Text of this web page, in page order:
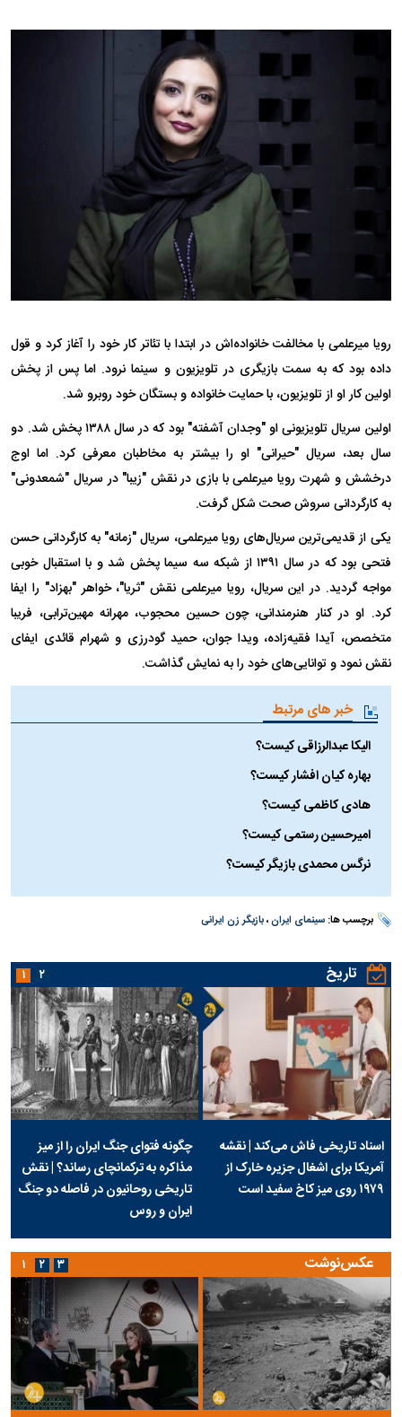
رویا میرعلمی با مخالفت خانواده‌اش در ابتدا با تئاتر کار خود را آغاز کرد و قول
داده بود که به سمت بازیگری در تلویزیون و سینما نرود. اما پس از پخش
اولین کار او از تلویزیون، با حمایت خانواده و بستگان خود روبرو شد.
اولین سریال تلویزیونی او "وجدان آشفته" بود که در سال ۱۳۸۸ پخش شد. دو
سال بعد، سریال "حیرانی" او را بیشتر به مخاطبان معرفی کرد. اما اوج
درخشش و شهرت رویا میرعلمی با بازی در نقش "زیبا" در سریال "شمعدونی"
به کارگردانی سروش صحت شکل گرفت.
یکی از قدیمی‌ترین سریال‌های رویا میرعلمی، سریال "زمانه" به کارگردانی حسن
فتحی بود که در سال ۱۳۹۱ از شبکه سه سیما پخش شد و با استقبال خوبی
مواجه گردید. در این سریال، رویا میرعلمی نقش "ثریا"، خواهر "بهزاد" را ایفا
کرد. او در کنار هنرمندانی، چون حسین محجوب، مهرانه مهین‌ترابی، فریبا
متخصص، آیدا فقیه‌زاده، ویدا جوان، حمید گودرزی و شهرام قائدی ایفای
نقش نمود و توانایی‌های خود را به نمایش گذاشت.
خبر های مرتبط
الیکا عبدالرزاقی کیست؟
بهاره کیان افشار کیست؟
هادی کاظمی کیست؟
امیرحسین رستمی کیست؟
نرگس محمدی بازیگر کیست؟
برچسب ها:سینمای ایران،بازیگر زن ایرانی
تاریخ
اسناد تاریخی فاش می‌کند | نقشه
آمریکا برای اشغال جزیره خارک از
۱۹۷۹ روی میز کاخ سفید است
چگونه فتوای جنگ ایران را از میز
مذاکره به ترکمانچای رساند؟ | نقش
تاریخی روحانیون در فاصله دو جنگ
ایران و روس
۱ ۲
عکس‌نوشت ۱ ۲ ۳